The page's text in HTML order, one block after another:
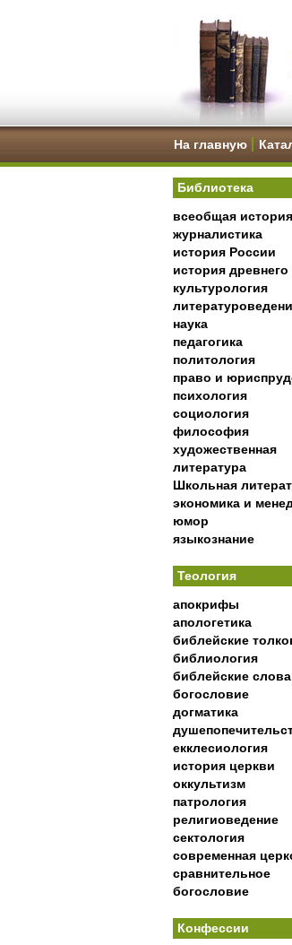
На главную
Библиотека
всеобщая история
журналистика
история России
история
культурология
наука
педагогика
политология
право и
психология
социология
философия
художественная
литература
Школьная
экономика и
юмор
языкознание
Теология
апокрифы
апологетика
библейские
библиология
библейские
богословие
догматика
екклесиология
история церкви
оккультизм
патрология
религиоведение
сектология
современная
сравнительное
богословие
Конфессии